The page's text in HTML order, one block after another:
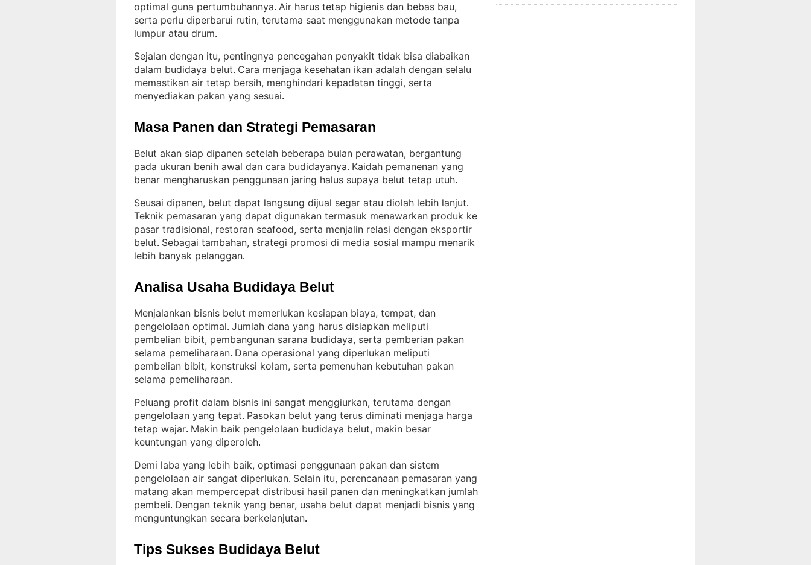
optimal guna pertumbuhannya. Air harus tetap higienis dan bebas bau,
serta perlu diperbarui rutin, terutama saat menggunakan metode tanpa
lumpur atau drum.
Sejalan dengan itu, pentingnya pencegahan penyakit tidak bisa diabaikan
dalam budidaya belut. Cara menjaga kesehatan ikan adalah dengan selalu
memastikan air tetap bersih, menghindari kepadatan tinggi, serta
menyediakan pakan yang sesuai.
Masa Panen dan Strategi Pemasaran
Belut akan siap dipanen setelah beberapa bulan perawatan, bergantung
pada ukuran benih awal dan cara budidayanya. Kaidah pemanenan yang
benar mengharuskan penggunaan jaring halus supaya belut tetap utuh.
Seusai dipanen, belut dapat langsung dijual segar atau diolah lebih lanjut
Teknik pemasaran yang dapat digunakan termasuk menawarkan produk ke
pasar tradisional, restoran seafood, serta menjalin relasi dengan eksportir
belut. Sebagai tambahan, strategi promosi di media sosial mampu menarik
lebih banyak pelanggan.
Analisa Usaha Budidaya Belut
Menjalankan bisnis belut memerlukan kesiapan biaya, tempat, dan
pengelolaan optimal. Jumlah dana yang harus disiapkan meliputi
pembelian bibit, pembangunan sarana budidaya, serta pemberian pakan
selama pemeliharaan. Dana operasional yang diperlukan meliputi
pembelian bibit, konstruksi kolam, serta pemenuhan kebutuhan pakan
selama pemeliharaan.
Peluang profit dalam bisnis ini sangat menggiurkan, terutama dengan
pengelolaan yang tepat. Pasokan belut yang terus diminati menjaga harga
tetap wajar. Makin baik pengelolaan budidaya belut, makin besar
keuntungan yang diperoleh.
Demi laba yang lebih baik, optimasi penggunaan pakan dan sistem
pengelolaan air sangat diperlukan. Selain itu, perencanaan pemasaran yang
matang akan mempercepat distribusi hasil panen dan meningkatkan jumlah
pembeli. Dengan teknik yang benar, usaha belut dapat menjadi bisnis yang
menguntungkan secara berkelanjutan.
Tips Sukses Budidaya Belut